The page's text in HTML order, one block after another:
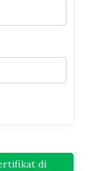
di